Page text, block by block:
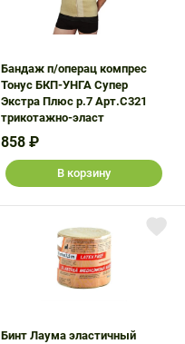
Бандаж п/операц компрес
Тонус БКП-УНГА Супер
Экстра Плюс р.7 Арт.С321
трикотажно-эласт
858 ₽
В корзину
Бинт Лаума эластичный